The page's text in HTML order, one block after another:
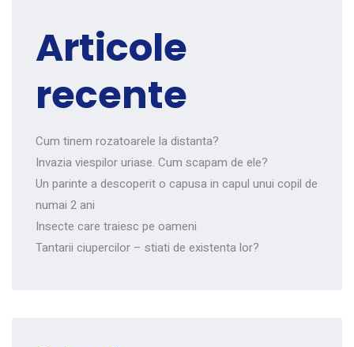
Articole
recente
Cum tinem rozatoarele la distanta?
Invazia viespilor uriase. Cum scapam de ele?
Un parinte a descoperit o capusa in capul unui copil de
numai 2 ani
Insecte care traiesc pe oameni
Tantarii ciupercilor – stiati de existenta lor?